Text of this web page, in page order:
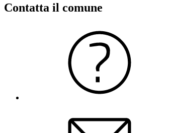
Contatta il comune